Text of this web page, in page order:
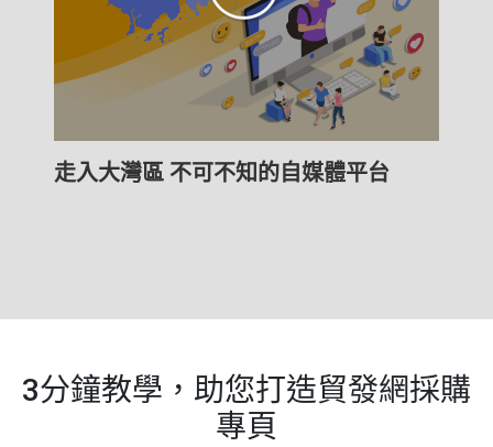
走入大灣區 不可不知的自媒體平台
3分鐘教學，助您打造貿發網採購
專頁